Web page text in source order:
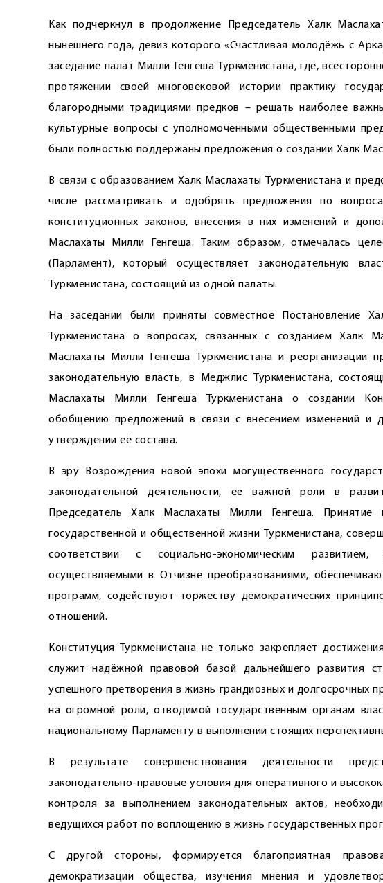
Как подчеркнул в продолжение Председатель Халк
нынешнего года, девиз которого «Счастливая молодёжь с
заседание палат Милли Генгеша Туркменистана, где,
протяжении своей многовековой истории практику
благородными традициями предков – решать наиболее
культурные вопросы с уполномоченными общественными
были полностью поддержаны предложения о создании Халк
В связи с образованием Халк Маслахаты Туркменистана и
числе рассматривать и одобрять предложения по
конституционных законов, внесения в них изменений и
Маслахаты Милли Генгеша. Таким образом, отмечалась
(Парламент), который осуществляет законодательную
Туркменистана, состоящий из одной палаты.
На заседании были приняты совместное Постановление
Туркменистана о вопросах, связанных с созданием Халк
Маслахаты Милли Генгеша Туркменистана и реорганизации
законодательную власть, в Меджлис Туркменистана,
Маслахаты Милли Генгеша Туркменистана о создании
обобщению предложений в связи с внесением изменений и
утверждении её состава.
В эру Возрождения новой эпохи могущественного
законодательной деятельности, её важной роли в
Председатель Халк Маслахаты Милли Генгеша.
государственной и общественной жизни Туркменистана,
соответствии с социально-экономическим
осуществляемыми в Отчизне преобразованиями,
программ, содействуют торжеству демократических
отношений.
Конституция Туркменистана не только закрепляет
служит надёжной правовой базой дальнейшего развития
успешного претворения в жизнь грандиозных и долгосрочных
на огромной роли, отводимой государственным органам
национальному Парламенту в выполнении стоящих
В результате совершенствования деятельности
законодательно-правовые условия для оперативного и
контроля за выполнением законодательных актов,
ведущихся работ по воплощению в жизнь государственных
С другой стороны, формируется благоприятная
демократизации общества, изучения мнения и